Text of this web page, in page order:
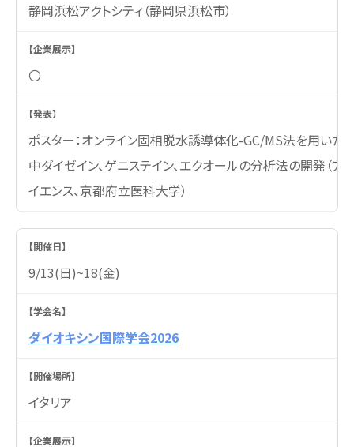
静岡浜松アクトシティ（静岡県浜松市）
〇
ポスター：オンライン固相脱水誘導体化-GC/MS法を用いた
中ダイゼイン、ゲニステイン、エクオールの分析法の開発（ア
イエンス、京都府立医科大学）
9/13(日)~18(金)
ダイオキシン国際学会2026
イタリア